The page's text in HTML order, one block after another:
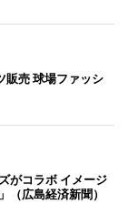
販売 球場ファッシ
がコラボ イメージ
（広島経済新聞）